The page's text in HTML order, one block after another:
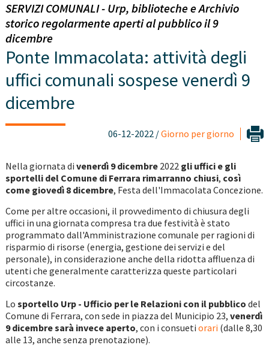
SERVIZI COMUNALI - Urp, biblioteche e Archivio
storico regolarmente aperti al pubblico il 9
dicembre
Ponte Immacolata: attività degli
uffici comunali sospese venerdì 9
dicembre
06-12-2022 /Giorno per giorno
Nella giornata di venerdì 9 dicembre2022gli uffici e gli
sportelli del Comune di Ferrara rimarranno chiusi, così
come giovedì 8 dicembre, Festa dell'Immacolata Concezione.
Come per altre occasioni, il provvedimento di chiusura degli
uffici in una giornata compresa tra due festività è stato
programmato dall'Amministrazione comunale per ragioni di
risparmio di risorse (energia, gestione dei servizi e del
personale), in considerazione anche della ridotta affluenza di
utenti che generalmente caratterizza queste particolari
circostanze.
Lo sportello Urp - Ufficio per le Relazioni con il pubblico del
Comune di Ferrara, con sede in piazza del Municipio 23, venerdì
9 dicembre sarà invece aperto, con i consueti orari (dalle 8,30
alle 13, anche senza prenotazione).